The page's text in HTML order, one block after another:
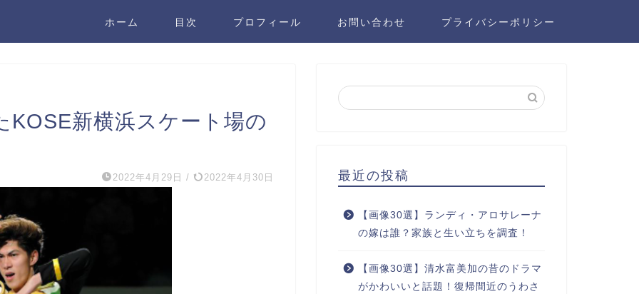
ホーム 目次 プロフィール お問い合わせ プライバシーポリシー
KOSE新横浜スケート場の
2022年4月29日 / 2022年4月30日 最近の投稿
【画像30選】ランディ・アロサレーナ
の嫁は誰？家族と生い立ちを調査！
【画像30選】清水富美加の昔のドラマ
がかわいいと話題！復帰間近のうわさ